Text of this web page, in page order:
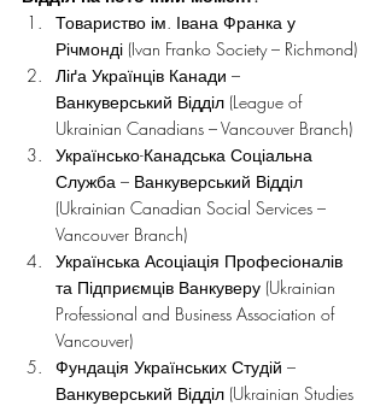
Товариство ім. Івана Франка у
Річмонді (Ivan Franko Society – Richmond)
Ліґа Українців Канади –
Ванкуверський Відділ (League of
Ukrainian Canadians – Vancouver Branch)
Українсько-Канадська Соціальна
Служба – Ванкуверський Відділ
(Ukrainian Canadian Social Services –
Vancouver Branch)
Українська Асоціація Професіоналів
та Підприємців Ванкуверу (Ukrainian
Professional and Business Association of
Vancouver)
Фундація Українських Студій –
Ванкуверський Відділ (Ukrainian Studies